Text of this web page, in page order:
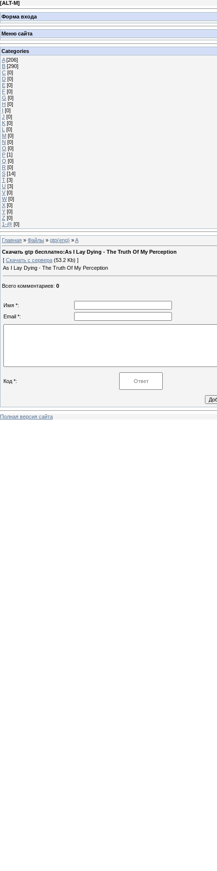
[ALT-M]
Форма входа
Меню сайта
Categories
A [206]
B [290]
C [0]
D [0]
E [0]
F [0]
G [0]
H [0]
I [0]
J [0]
K [0]
L [0]
M [0]
N [0]
O [0]
P [1]
Q [0]
R [0]
S [14]
T [3]
U [3]
V [0]
W [0]
X [0]
Y [0]
Z [0]
1-@ [0]
Главная » Файлы » gtp(eng) »A
Скачать gtp бесплатно:As I Lay Dying - The Truth Of My Perception
[ Скачать с сервера (53.2 Kb) ]
As I Lay Dying - The Truth Of My Perception
Всего комментариев: 0
Имя *:
Email *:
Код *:
Полная версия сайта